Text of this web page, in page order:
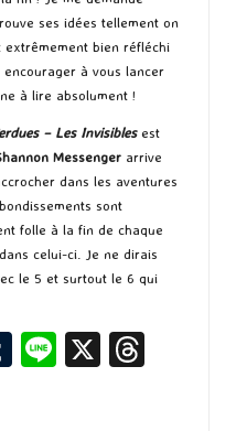
ses idées tellement on
bien réfléchi
à vous lancer
à lire absolument !
– Les Invisiblesest
Messenger arrive
dans les aventures
sont
folle à la fin de chaque
celui-ci. Je ne dirais
le 5 et surtout le 6 qui
T
Li X